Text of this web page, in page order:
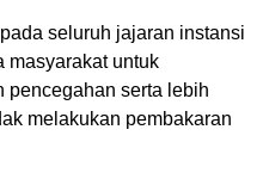
seluruh jajaran instansi
masyarakat untuk
pencegahan serta lebih
melakukan pembakaran